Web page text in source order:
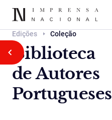
Edições Coleção
Biblioteca
de Autores
Portugueses